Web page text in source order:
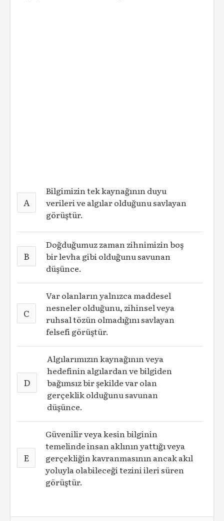
A
Bilgimizin tek kaynağının duyu
verileri ve algılar olduğunu savlayan
görüştür.
B
Doğduğumuz zaman zihnimizin boş
bir levha gibi olduğunu savunan
düşünce.
C
Var olanların yalnızca maddesel
nesneler olduğunu, zihinsel veya
ruhsal tözün olmadığını savlayan
felsefi görüştür.
D
Algılarımızın kaynağının veya
hedefinin algılardan ve bilgiden
bağımsız bir şekilde var olan
gerçeklik olduğunu savunan
düşünce.
E
Güvenilir veya kesin bilginin
temelinde insan aklının yattığı veya
gerçekliğin kavranmasının ancak akıl
yoluyla olabileceği tezini ileri süren
görüştür.